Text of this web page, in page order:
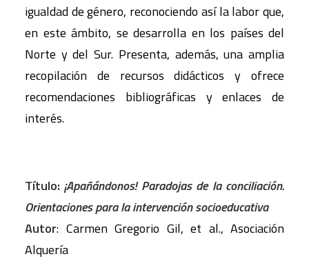
igualdad de género, reconociendo así la labor que,
en este ámbito, se desarrolla en los países del
Norte y del Sur. Presenta, además, una amplia
recopilación de recursos didácticos y ofrece
recomendaciones bibliográficas y enlaces de
interés.
Título:¡Apañándonos! Paradojas de la conciliación.
Orientaciones para la intervención socioeducativa
Autor: Carmen Gregorio Gil, et al., Asociación
Alquería